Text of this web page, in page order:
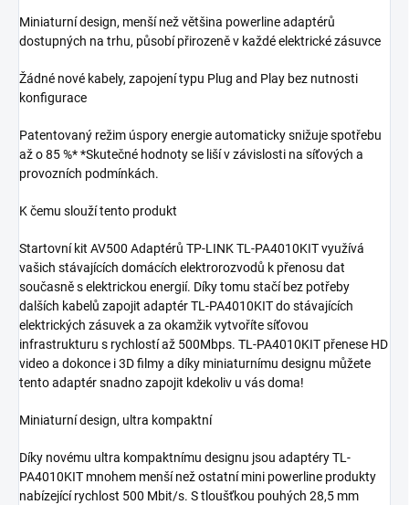
Miniaturní design, menší než většina powerline adaptérů
dostupných na trhu, působí přirozeně v každé elektrické zásuvce
Žádné nové kabely, zapojení typu Plug and Play bez nutnosti
konfigurace
Patentovaný režim úspory energie automaticky snižuje spotřebu
až o 85 %* *Skutečné hodnoty se liší v závislosti na síťových a
provozních podmínkách.
K čemu slouží tento produkt
Startovní kit AV500 Adaptérů TP-LINK TL-PA4010KIT využívá
vašich stávajících domácích elektrorozvodů k přenosu dat
současně s elektrickou energií. Díky tomu stačí bez potřeby
dalších kabelů zapojit adaptér TL-PA4010KIT do stávajících
elektrických zásuvek a za okamžik vytvoříte síťovou
infrastrukturu s rychlostí až 500Mbps. TL-PA4010KIT přenese HD
video a dokonce i 3D filmy a díky miniaturnímu designu můžete
tento adaptér snadno zapojit kdekoliv u vás doma!
Miniaturní design, ultra kompaktní
Díky novému ultra kompaktnímu designu jsou adaptéry TL-
PA4010KIT mnohem menší než ostatní mini powerline produkty
nabízející rychlost 500 Mbit/s. S tloušťkou pouhých 28,5 mm